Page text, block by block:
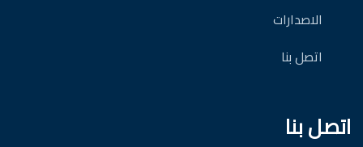
الاصدارات
اتصل بنا
اتصل بنا